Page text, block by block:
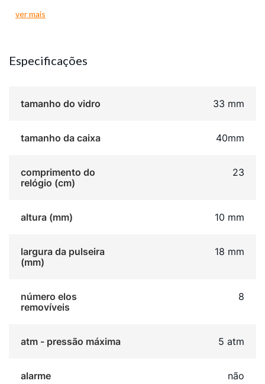
sólida é construída em aço na cor dourada. Ela vem
como um modelo casal. Sua estrutura conta com
ver mais
Especificações
tamanho do vidro 33 mm
tamanho da caixa 40mm
comprimento do
relógio (cm)
23
altura (mm) 10 mm
largura da pulseira
(mm)
18 mm
número elos
removíveis
8
atm - pressão máxima 5 atm
alarme não